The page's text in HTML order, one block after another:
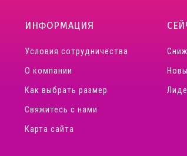
ИНФОРМАЦИЯ
Условия сотрудничества
О компании
Как выбрать размер
Свяжитесь с нами
Карта сайта